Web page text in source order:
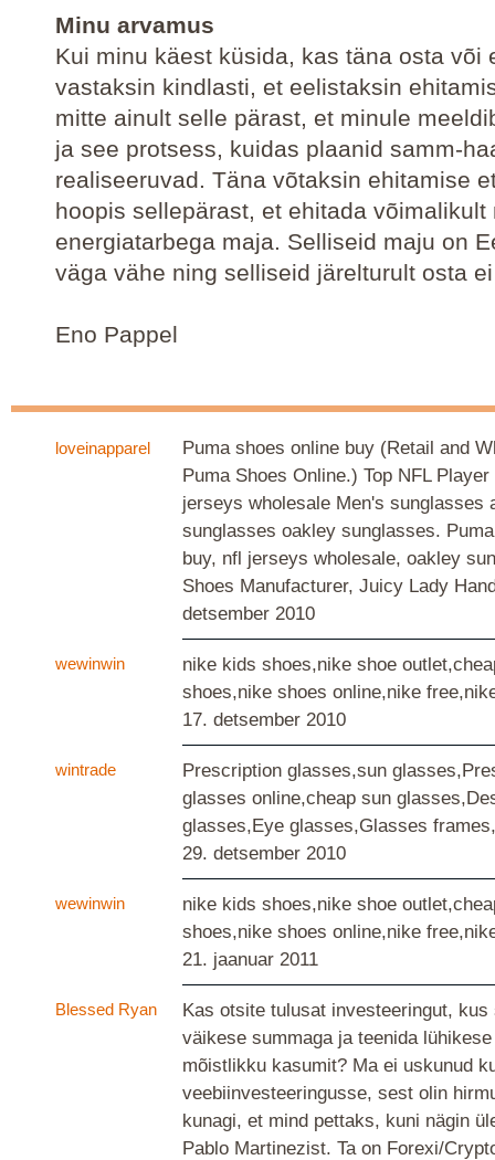
Minu arvamus
Kui minu käest küsida, kas täna osta või
vastaksin kindlasti, et eelistaksin
mitte ainult selle pärast, et minule
ja see protsess, kuidas plaanid samm-
realiseeruvad. Täna võtaksin ehitamise
hoopis sellepärast, et ehitada võimalikult
energiatarbega maja. Selliseid maju on
väga vähe ning selliseid järelturult osta
Eno Pappel
loveinapparel
Puma shoes online buy (Retail and
Puma Shoes Online.) Top NFL
jerseys wholesale Men's sunglasses
sunglasses oakley sunglasses.
buy, nfl jerseys wholesale, oakley
Shoes Manufacturer, Juicy Lady
detsember 2010
wewinwin
nike kids shoes,nike shoe
shoes,nike shoes online,nike
17. detsember 2010
wintrade
Prescription glasses,sun
glasses online,cheap sun
glasses,Eye glasses,Glasses
29. detsember 2010
wewinwin
nike kids shoes,nike shoe
shoes,nike shoes online,nike
21. jaanuar 2011
Blessed Ryan
Kas otsite tulusat investeeringut, kus
väikese summaga ja teenida
mõistlikku kasumit? Ma ei uskunud
veebiinvesteeringusse, sest olin
kunagi, et mind pettaks, kuni nägin
Pablo Martinezist. Ta on Forexi/